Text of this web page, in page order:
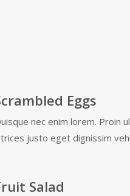
Eggs
nec enim lorem. Proin
justo eget dignissim
Salad